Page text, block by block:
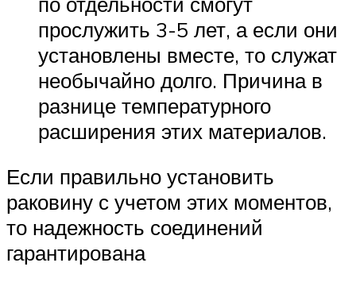
прослужить 3-5 лет, а если они
установлены вместе, то служат
необычайно долго. Причина в
разнице температурного
расширения этих материалов.
Если правильно установить
раковину с учетом этих моментов,
то надежность соединений
гарантирована